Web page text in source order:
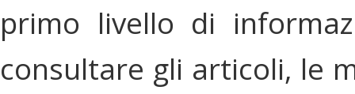
primo livello di
consultare gli articoli, le